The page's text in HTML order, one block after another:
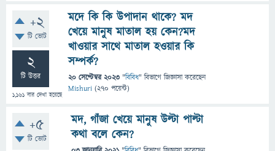
+2
টি ভোট
2
টি উত্তর
1,161 বার দেখা হয়েছে
মদে কি কি উপাদান থাকে? মদ
খেয়ে মানুষ মাতাল হয় কেন?মদ
খাওয়ার সাথে মাতাল হওয়ার কি
সম্পর্ক?
20 সেপ্টেম্বর 2023 "বিবিধ" বিভাগে জিজ্ঞাসাকরেছেন
Mishuri (270 পয়েন্ট)
+5
টি ভোট
মদ, গাঁজা খেয়ে মানুষ উল্টা পাল্টা
কথা বলে কেন?